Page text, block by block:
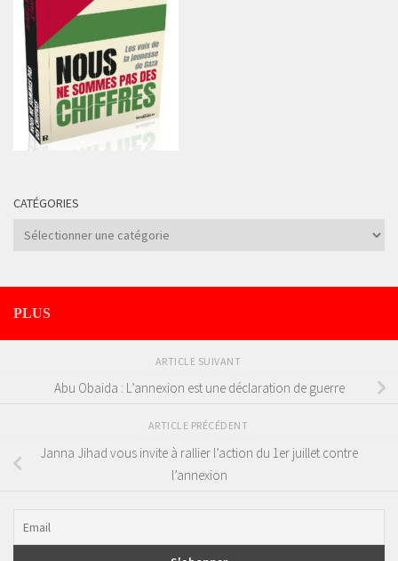
CATÉGORIES
Catégories
PLUS
ARTICLE SUIVANT
Abu Obaida : L’annexion est une déclaration de guerre
ARTICLE PRÉCÉDENT
Janna Jihad vous invite à rallier l’action du 1er juillet contre
l’annexion